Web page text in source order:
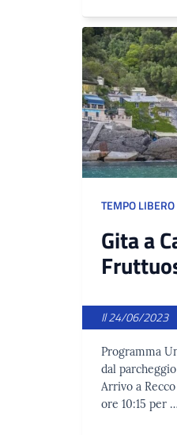
TEMPO LIBERO
Gita a
Il 24/06/2023
Programma
dal
Arrivo a
ore 10:15 per …